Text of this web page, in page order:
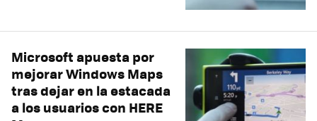
Microsoft apuesta por
mejorar Windows Maps
tras dejar en la estacada
a los usuarios con HERE